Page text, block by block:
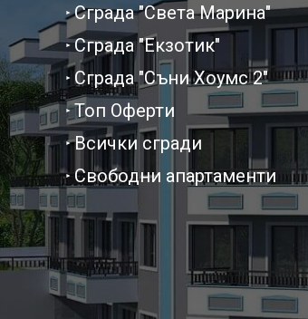
Сграда "Света Марина"
Сграда "Екзотик"
Сграда "Съни Хоумс 2"
Топ Оферти
Всички сгради
Свободни апартаменти